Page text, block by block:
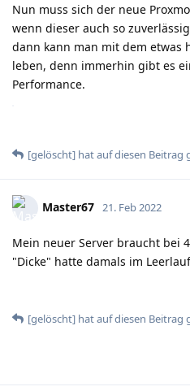
Nun muss sich der neue
wenn dieser auch so
dann kann man mit dem etwas
leben, denn immerhin gibt es
Performance.
[gelöscht] hatauf diesen Beitrag
Master67 21. Feb 2022
Mein neuer Server braucht bei
"Dicke" hatte damals im
[gelöscht] hatauf diesen Beitrag